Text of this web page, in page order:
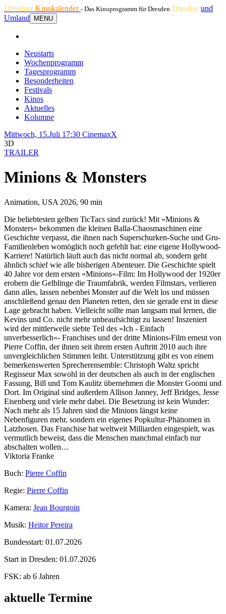
DresdnerKinokalender - Das Kinoprogramm für Dresden Dresden und
Umland
MENU
Neustarts
Wochenprogramm
Tagesprogramm
Besonderheiten
Festivals
Kinos
Aktuelles
Kolumne
Mittwoch, 15.Juli 17:30 CinemaxX
3D
TRAILER
Minions & Monsters
Animation, USA 2026, 90 min
Die beliebtesten gelben TicTacs sind zurück! Mit »Minions &
Monsters« bekommen die kleinen Balla-Chaosmaschinen eine
Geschichte verpasst, die ihnen nach Superschurken-Suche und Gru-
Familienleben womöglich noch gefehlt hat: eine eigene Hollywood-
Karriere! Natürlich läuft auch das nicht normal ab, sondern geht
ähnlich schief wie alle bisherigen Abenteuer. Die Geschichte spielt
40 Jahre vor dem ersten »Minions«-Film: Im Hollywood der 1920er
erobern die Gelblinge die Traumfabrik, werden Filmstars, verlieren
dann alles, lassen nebenbei Monster auf die Welt los und müssen
anschließend genau den Planeten retten, den sie gerade erst in diese
Lage gebracht haben. Vielleicht sollte man langsam mal lernen, die
Kevins und Co. nicht mehr unbeaufsichtigt zu lassen! Inszeniert
wird der mittlerweile siebte Teil des »Ich - Einfach
unverbesserlich«- Franchises und der dritte Minions-Film erneut von
Pierre Coffin, der ihnen seit ihrem ersten Auftritt 2010 auch ihre
unvergleichlichen Stimmen leiht. Unterstützung gibt es von einem
bemerkenswerten Sprecherensemble: Christoph Waltz spricht
Regisseur Max sowohl in der deutschen als auch in der englischen
Fassung, Bill und Tom Kaulitz übernehmen die Monster Goomi und
Dort. Im Original sind außerdem Allison Janney, Jeff Bridges, Jesse
Eisenberg und viele mehr dabei. Die Besetzung ist kein Wunder:
Nach mehr als 15 Jahren sind die Minions längst keine
Nebenfiguren mehr, sondern ein eigenes Popkultur-Phänomen in
Latzhosen. Das Franchise hat weltweit Milliarden eingespielt, was
vermutlich beweist, dass die Menschen manchmal einfach nur
abschalten wollen…
Viktoria Franke
Buch: Pierre Coffin
Regie: Pierre Coffin
Kamera: Jean Bourgoin
Musik: Heitor Pereira
Bundesstart: 01.07.2026
Start in Dresden: 01.07.2026
FSK: ab 6 Jahren
aktuelle Termine